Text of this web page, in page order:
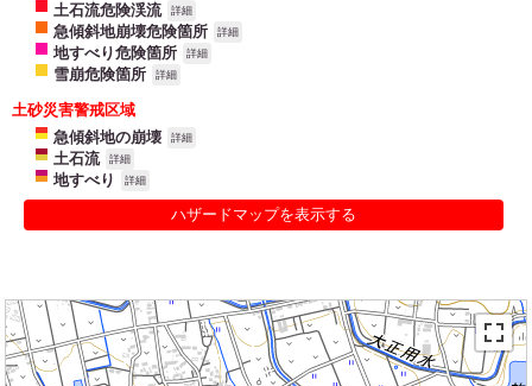
土石流危険渓流
詳細
急傾斜地崩壊危険箇所 詳細
地すべり危険箇所 詳細
雪崩危険箇所 詳細
土砂災害警戒区域
急傾斜地の崩壊
詳細
土石流 詳細
地すべり 詳細
ハザードマップを表示する